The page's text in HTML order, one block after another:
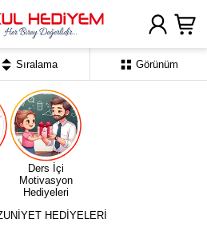
Ders İçi
Motivasyon
Hediyeleri
HEDİYELERİ
Sıralama Görünüm
Uygulamada Aç